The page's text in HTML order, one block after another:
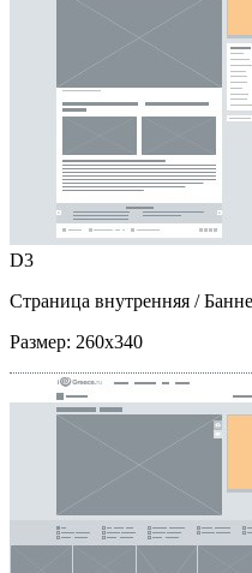
D3
Страница внутренняя /
Размер: 260x340